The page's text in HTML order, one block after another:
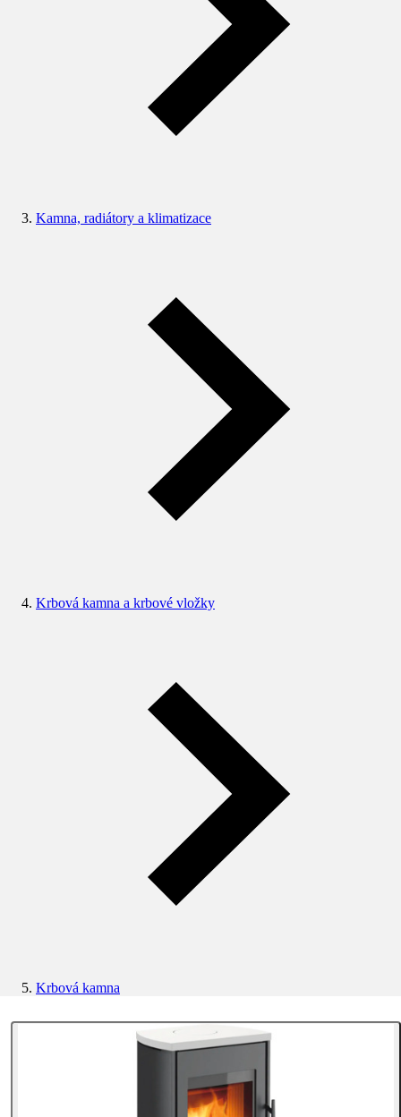
Kamna, radiátory a klimatizace
Krbová kamna a krbové vložky
Krbová kamna